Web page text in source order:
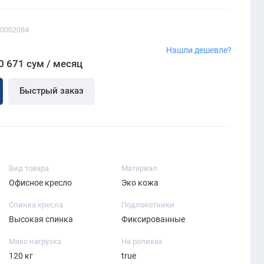
671 сум / месяц
Быстрый заказ
Нашли дешевле?
Вид товара
Офисное кресло
Материал
Эко кожа
Спинка кресла
Высокая спинка
Подлокотники
Фиксированные
Макс нагрузка
120 кг
На роликах
true